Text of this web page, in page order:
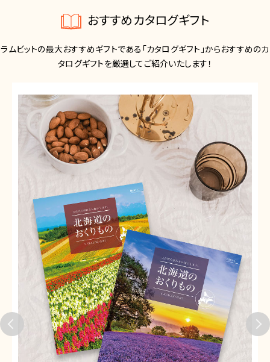
おすすめカタログギフト
ラムビットの最大おすすめギフトである「カタログギフト」からおすすめのカ
タログギフトを厳選してご紹介いたします！